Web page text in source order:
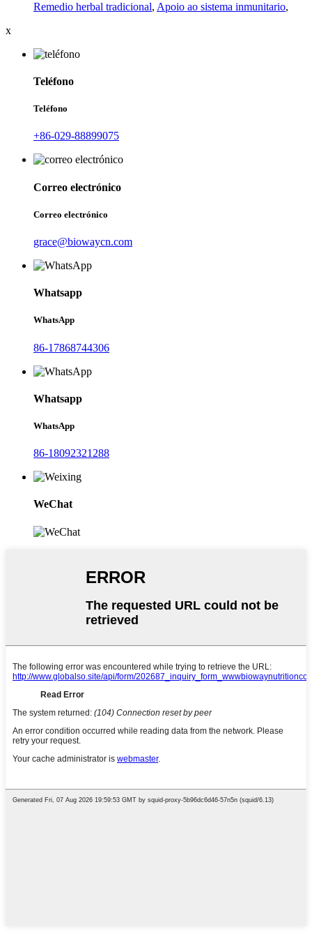
Remedio herbal tradicional, Apoio ao sistema inmunitario,
x
Teléfono
Teléfono
+86-029-88899075
Correo electrónico
Correo electrónico
grace@biowaycn.com
Whatsapp
WhatsApp
86-17868744306
Whatsapp
WhatsApp
86-18092321288
WeChat